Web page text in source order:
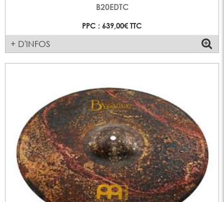
B20EDTC
PPC : 639,00€ TTC
+ D'INFOS